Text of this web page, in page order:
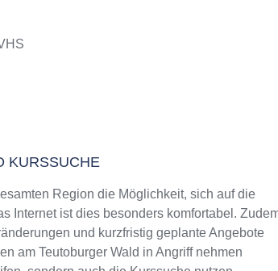
KURSSUCHE
Region die Möglichkeit, sich auf die
Internet ist dies besonders komfortabel.
und kurzfristig geplante Angebote
am Teutoburger Wald in Angriff nehmen